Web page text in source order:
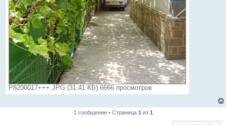
P8200017+++.JPG (31.41 КБ) 6666 просмотров
1 сообщение • Страница 1 из 1